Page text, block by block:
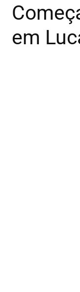
em